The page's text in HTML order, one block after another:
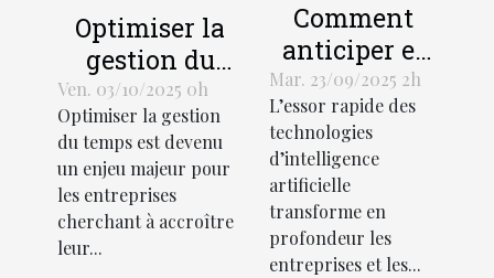
Optimiser la
gestion du
temps avec
une assistance
administrative
externalisée
Ven. 03/10/2025 0h
Optimiser la gestion
du temps est devenu
un enjeu majeur pour
les entreprises
cherchant à accroître
leur...
Comment
anticiper et
gérer les
interruptions
des services
d'IA ?
Mar. 23/09/2025 2h
L’essor rapide des
technologies
d’intelligence
artificielle
transforme en
profondeur les
entreprises et les...